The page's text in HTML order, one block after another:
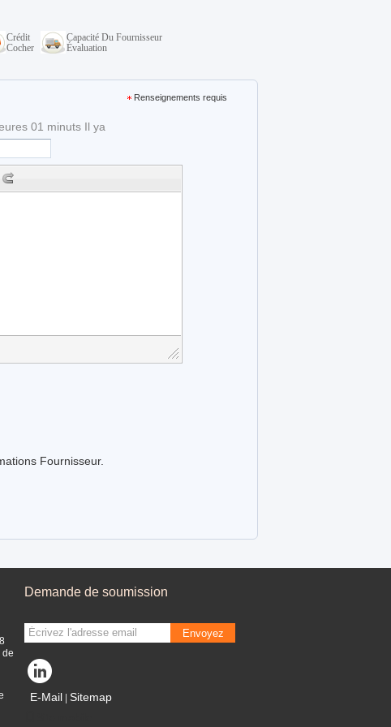
Crédit
Cocher
Capacité Du Fournisseur
Évaluation
Renseignements requis
01 minuts Il ya
Fournisseur.
de
Demande de soumission
Envoyez
E-Mail Sitemap